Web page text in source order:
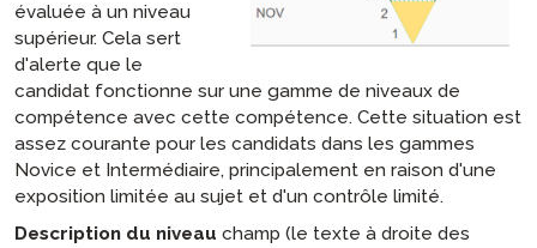
évaluée à un niveau
supérieur. Cela sert
d'alerte que le
candidat fonctionne sur une gamme de niveaux de
compétence avec cette compétence. Cette situation est
assez courante pour les candidats dans les gammes
Novice et Intermédiaire, principalement en raison d'une
exposition limitée au sujet et d'un contrôle limité.
Description du niveau champ (le texte à droite des